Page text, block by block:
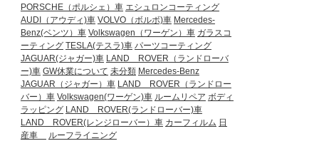
PORSCHE（ポルシェ）車 エシュロンコーティング
AUDI（アウディ)車 VOLVO（ボルボ)車 Mercedes-
Benz(ベンツ）車 Volkswagen（ワーゲン）車 ガラスコ
ーティング TESLA(テスラ)車 パーツコーティング
JAGUAR(ジャガー)車 LAND ROVER（ランドローバ
ー)車 GW休業について 未分類 Mercedes-Benz
JAGUAR（ジャガー）車 LAND ROVER（ランドロー
バー）車 Volkswagen(ワーゲン)車 ルームリペア ボディ
ラッピング LAND ROVER(ランドローバー)車
LAND ROVER(レンジローバー）車 カーフィルム 日
産車
ルーフライニング